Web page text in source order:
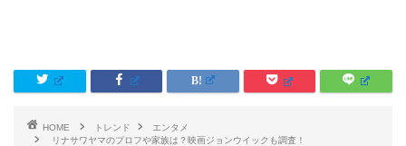
HOME トレンド
エンタメ
リナサワヤマのプロフや家族は？映画ジョンウイックも調査！